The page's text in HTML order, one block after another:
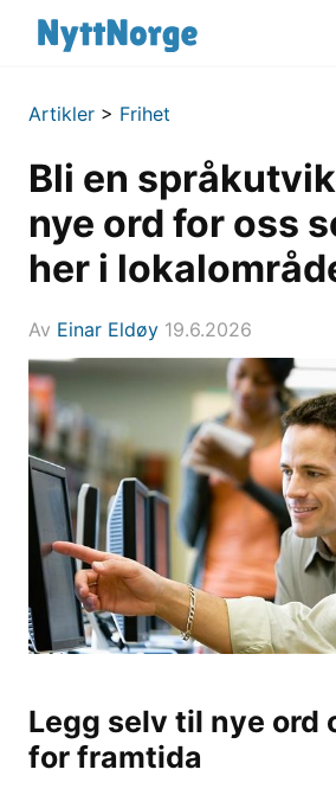
Artikler > Frihet
Bli en
nye ord for oss
her i
Av Einar Eldøy 19.6.2026
Legg selv til nye ord
for framtida